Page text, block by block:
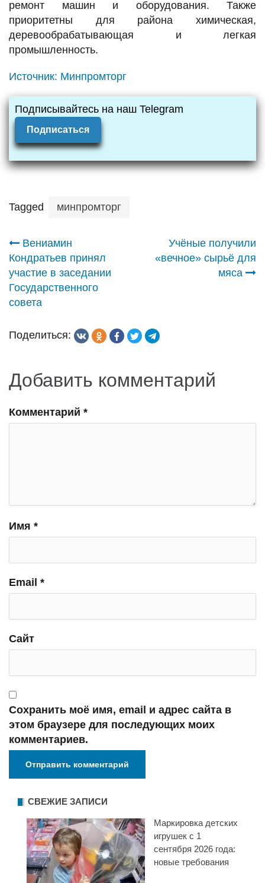
ремонт машин и оборудования. Также
приоритетны для района химическая,
деревообрабатывающая и легкая
промышленность.
Источник: Минпромторг
Подписывайтесь на наш Telegram
Подписаться
Tagged минпромторг
Навигация
по
записям
Вениамин
Кондратьев принял
участие в заседании
Государственного
совета
Учёные получили
«вечное» сырьё для
мяса
Поделиться:
Добавить комментарий
Комментарий *
Имя *
Email *
Сайт
Сохранить моё имя, email и адрес сайта в
этом браузере для последующих моих
комментариев.
СВЕЖИЕ ЗАПИСИ
Маркировка детских
игрушек с 1
сентября 2026 года:
новые требования